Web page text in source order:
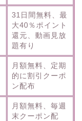
31日間無料、最
大40％ポイント
還元、動画見放
題有り
月額無料、定期
的に割引クーポ
ン配布
月額無料、毎週
末クーポン配